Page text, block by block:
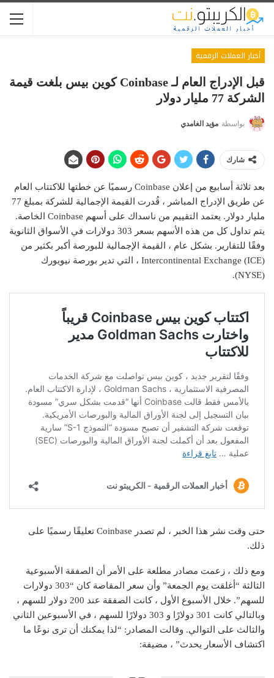
أخبار العملات الرقمية
قبل الإدراج العام لـ Coinbase كوين بيس بلغت قيمة
الشركة 77 مليار دولار
بواسطة مؤيد الغامدي
شارك
بعد ثلاثة أسابيع من إعلان Coinbase رسميًا عن خطتها للاكتتاب العام
عن طريق الإدراج المباشر ، قُدرت القيمة الإجمالية للشركة بمبلغ 77
مليار دولار. يعتمد التقييم من ناسداك على أسهم Coinbase الخاصة.
يتم تداول كل من هذه الأسهم بسعر 303 دولارات في الأسواق الثانوية
وفقًا للتقارير. بشكل عام ، القيمة الإجمالية للبورصة أكبر بكثير من
Intercontinental Exchange (ICE) ، التي تدير بورصة نيويورك
(NYSE).
حتى وقت نشر هذا الخبر ، لم تصدر Coinbase تعليقًا رسميًا على
ذلك.
ومع ذلك ، زعمت مصادر مطلعة على الأمر أن الصفقة الأسبوعية
الثالثة “أغلقت يوم الجمعة” وأن سعر المقاصة كان “303 دولارات
للسهم”.
خلال الأسبوع الأول ، كانت الصفقة عند 200 دولار للسهم ،
وبالتالي كانت 301 دولارًا و 303 دولارًا للسهم ، في الأسبوعين الثاني
والثالث على التوالي. وقالت المصادر: “لذا يمكنك أن ترى نوعًا ما
اكتشاف الأسعار يحدث” ، مضيفة: